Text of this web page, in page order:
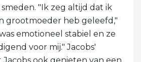
"Ik zeg altijd dat ik
grootmoeder heb geleefd,"
emotioneel stabiel en ze
voor mij." Jacobs'